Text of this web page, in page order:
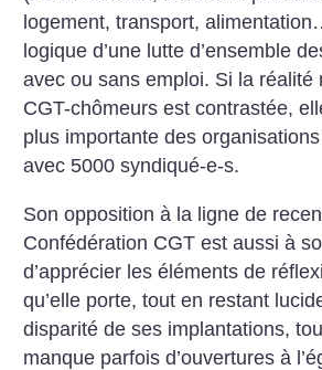
logement, transport,
logique d’une lutte d’ensemble
avec ou sans emploi. Si la réalité
CGT-chômeurs est contrastée,
plus importante des
avec 5000 syndiqué-e-s.
Son opposition à la ligne de
Confédération CGT est aussi à
d’apprécier les éléments de
qu’elle porte, tout en restant
disparité de ses implantations,
manque parfois d’ouvertures à